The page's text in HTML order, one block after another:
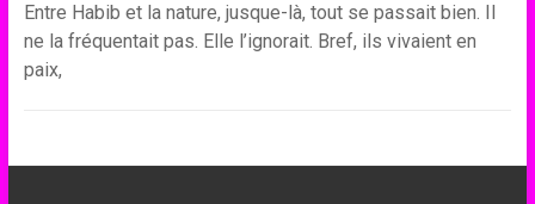
Entre Habib et la nature, jusque-là, tout se passait bien. Il
ne la fréquentait pas. Elle l’ignorait. Bref, ils vivaient en
paix,